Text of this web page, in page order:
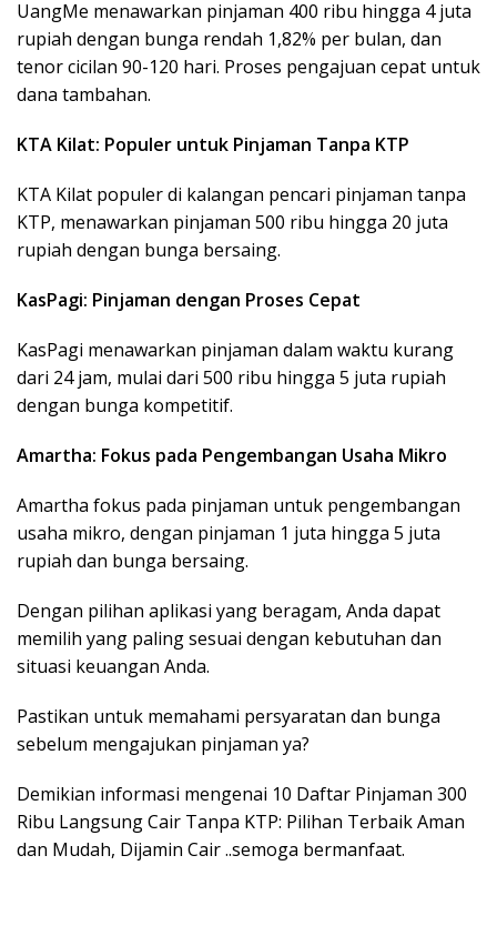
UangMe menawarkan pinjaman 400 ribu hingga 4 juta
rupiah dengan bunga rendah 1,82% per bulan, dan
tenor cicilan 90-120 hari. Proses pengajuan cepat untuk
dana tambahan.
KTA Kilat: Populer untuk Pinjaman Tanpa KTP
KTA Kilat populer di kalangan pencari pinjaman tanpa
KTP, menawarkan pinjaman 500 ribu hingga 20 juta
rupiah dengan bunga bersaing.
KasPagi: Pinjaman dengan Proses Cepat
KasPagi menawarkan pinjaman dalam waktu kurang
dari 24 jam, mulai dari 500 ribu hingga 5 juta rupiah
dengan bunga kompetitif.
Amartha: Fokus pada Pengembangan Usaha Mikro
Amartha fokus pada pinjaman untuk pengembangan
usaha mikro, dengan pinjaman 1 juta hingga 5 juta
rupiah dan bunga bersaing.
Dengan pilihan aplikasi yang beragam, Anda dapat
memilih yang paling sesuai dengan kebutuhan dan
situasi keuangan Anda.
Pastikan untuk memahami persyaratan dan bunga
sebelum mengajukan pinjaman ya?
Demikian informasi mengenai 10 Daftar Pinjaman 300
Ribu Langsung Cair Tanpa KTP: Pilihan Terbaik Aman
dan Mudah, Dijamin Cair ..semoga bermanfaat.